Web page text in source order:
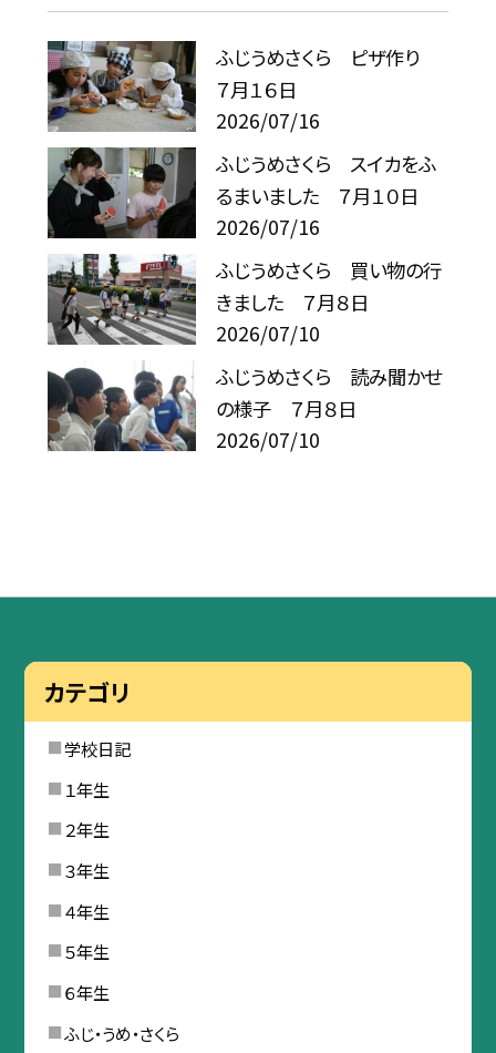
ふじうめさくら ピザ作り
７月１６日
2026/07/16
ふじうめさくら スイカをふ
るまいました ７月１０日
2026/07/16
ふじうめさくら 買い物の行
きました ７月８日
2026/07/10
ふじうめさくら 読み聞かせ
の様子 ７月８日
2026/07/10
カテゴリ
学校日記
１年生
２年生
３年生
４年生
５年生
６年生
ふじ・うめ・さくら